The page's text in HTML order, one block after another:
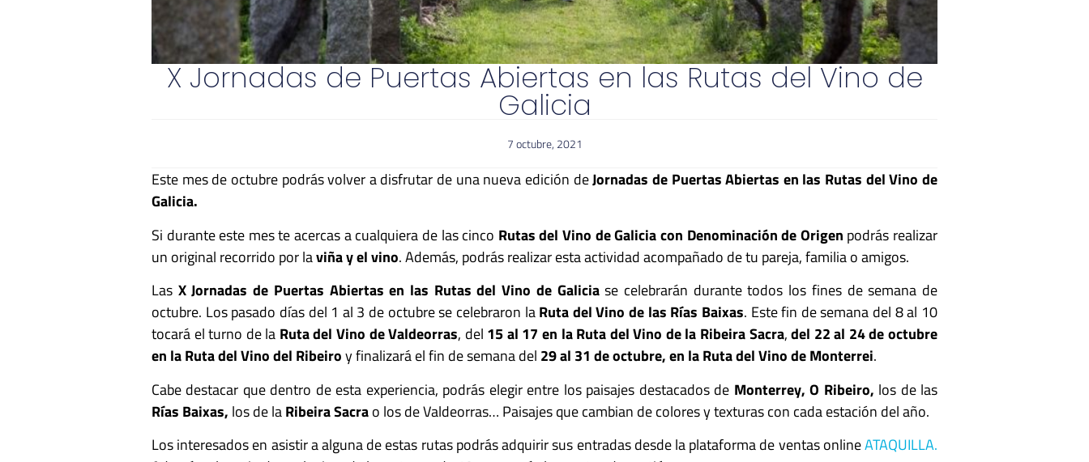
X Jornadas de Puertas Abiertas en las Rutas del Vino de
Galicia
7 octubre, 2021
Este mes de octubre podrás volver a disfrutar de una nueva edición deJornadas de Puertas Abiertas en las Rutas del Vino de
Galicia.
Si durante este mes te acercas a cualquiera de las cinco Rutas del Vino de Galicia con Denominación de Origen podrás realizar
un original recorrido por laviña y el vino. Además, podrás realizar esta actividad acompañado de tu pareja, familia o amigos.
Las X Jornadas de Puertas Abiertas en las Rutas del Vino de Galiciase celebrarán durante todos los fines de semana de
octubre. Los pasado días del 1 al 3 de octubre se celebraron laRuta del Vino de las Rías Baixas. Este fin de semana del 8 al 10
tocará el turno de la Ruta del Vino de Valdeorras, del 15 al 17 en la Ruta del Vino de la Ribeira Sacra,del 22 al 24 de octubre
en la Ruta del Vino del Ribeiroy finalizará el fin de semana del 29 al 31 de octubre, en la Ruta del Vino de Monterrei.
Cabe destacar que dentro de esta experiencia, podrás elegir entre los paisajes destacados de Monterrey, O Ribeiro, los de las
Rías Baixas, los de laRibeira Sacrao los de Valdeorras… Paisajes que cambian de colores y texturas con cada estación del año.
Los interesados en asistir a alguna de estas rutas podrás adquirir sus entradas desde la plataforma de ventas onlineATAQUILLA.